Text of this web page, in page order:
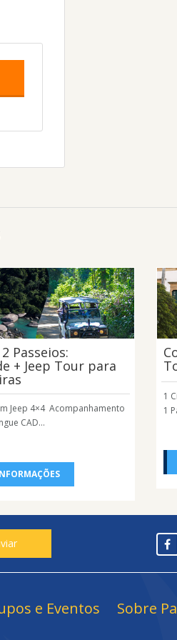
Passeios:
+ Jeep Tour para
Jeep 4×4 Acompanhamento
CAD...
1
1
e Eventos Sobre